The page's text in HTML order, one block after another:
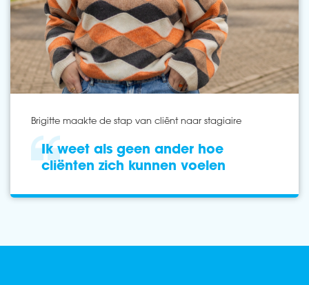
Brigitte maakte de stap van cliënt naar stagiaire
Ik weet als geen ander hoe
cliënten zich kunnen voelen